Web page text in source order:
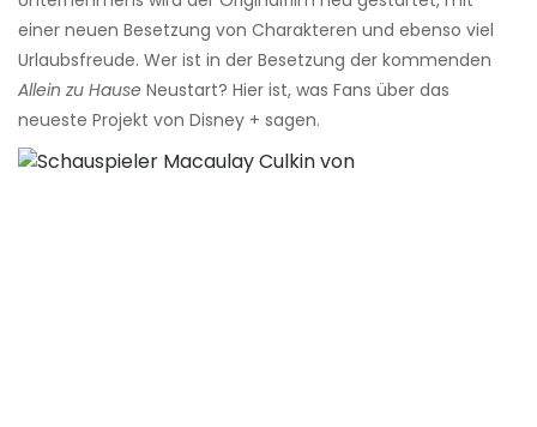
einer neuen Besetzung von Charakteren und ebenso viel
Urlaubsfreude. Wer ist in der Besetzung der kommenden
Allein zu Hause Neustart? Hier ist, was Fans über das
neueste Projekt von Disney + sagen.